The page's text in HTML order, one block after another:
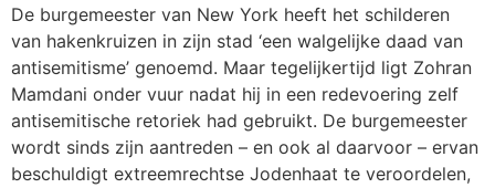
De burgemeester van New York heeft het schilderen
van hakenkruizen in zijn stad ‘een walgelijke daad van
antisemitisme’ genoemd. Maar tegelijkertijd ligt Zohran
Mamdani onder vuur nadat hij in een redevoering zelf
antisemitische retoriek had gebruikt. De burgemeester
wordt sinds zijn aantreden – en ook al daarvoor – ervan
beschuldigt extreemrechtse Jodenhaat te veroordelen,